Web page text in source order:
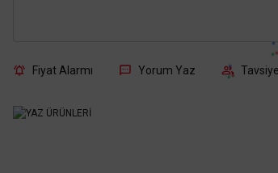
Fiyat Alarmı Yorum Yaz